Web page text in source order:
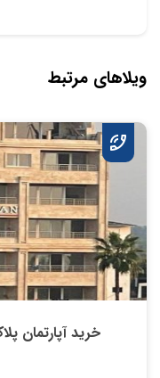
ویلاهای مرتبط
خرید آپارتمان